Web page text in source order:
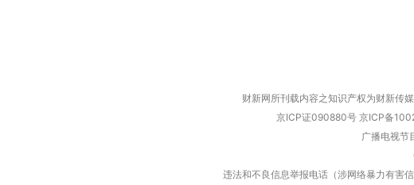
财新网所刊载内容之知识产权为财新传
京ICP证090880号 京ICP备
广播电视节
违法和不良信息举报电话（涉网络暴力有